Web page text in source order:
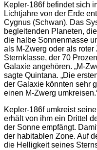
Kepler-186f befindet sich
Lichtjahre von der Erde
Cygnus (Schwan). Das
begleitenden Planeten,
die halbe Sonnenmasse
als M-Zwerg oder als
Sternklasse, der 70
Galaxie angehören. „M-
sagte Quintana. „Die
der Galaxie könnten sehr
einen M-Zwerg
Kepler-186f umkreist
erhält von ihm ein Drittel
der Sonne empfängt.
der habitablen Zone. Auf
die Helligkeit seines